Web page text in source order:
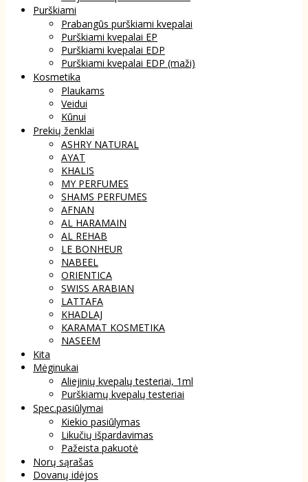
Purškiami
Prabangūs purškiami kvepalai
Purškiami kvepalai EP
Purškiami kvepalai EDP
Purškiami kvepalai EDP (maži)
Kosmetika
Plaukams
Veidui
Kūnui
Prekių ženklai
ASHRY NATURAL
AYAT
KHALIS
MY PERFUMES
SHAMS PERFUMES
AFNAN
AL HARAMAIN
AL REHAB
LE BONHEUR
NABEEL
ORIENTICA
SWISS ARABIAN
LATTAFA
KHADLAJ
KARAMAT KOSMETIKA
NASEEM
Kita
Mėginukai
Aliejinių kvepalų testeriai, 1ml
Purškiamų kvepalų testeriai
Spec.pasiūlymai
Kiekio pasiūlymas
Likučių išpardavimas
Pažeista pakuotė
Norų sąrašas
Dovanų idėjos